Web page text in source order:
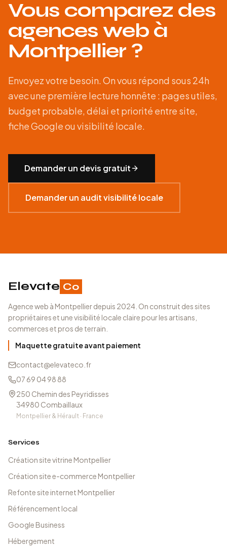
Vous comparez des
agences web à
Montpellier ?
Envoyez votre besoin. On vous répond sous 24h
avec une première lecture honnête : pages utiles,
budget probable, délai et priorité entre site,
fiche Google ou visibilité locale.
Demander un devis gratuit
Demander un audit visibilité locale
Elevate Co
Agence web à Montpellier depuis 2024. On construit des sites
propriétaires et une visibilité locale claire pour les artisans,
commerces et pros de terrain.
Maquette gratuite avant paiement
contact@elevateco.fr
07 69 04 98 88
250 Chemin des Peyridisses
34980 Combaillaux
Montpellier & Hérault · France
Services
Création site vitrine Montpellier
Création site e-commerce Montpellier
Refonte site internet Montpellier
Référencement local
Google Business
Hébergement